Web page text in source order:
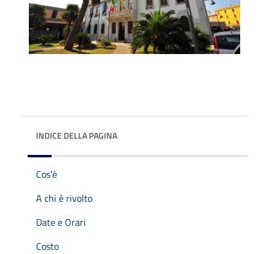
INDICE DELLA PAGINA
Cos'è
A chi è rivolto
Date e Orari
Costo